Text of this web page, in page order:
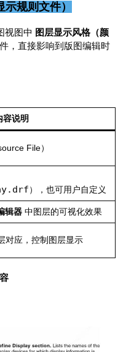
规则文件）
视图中 图层显示风格（颜
，直接影响到版图编辑时
容说明
File）
），也可用户自定义
辑器 中图层的可视化效果
对应，控制图层显示